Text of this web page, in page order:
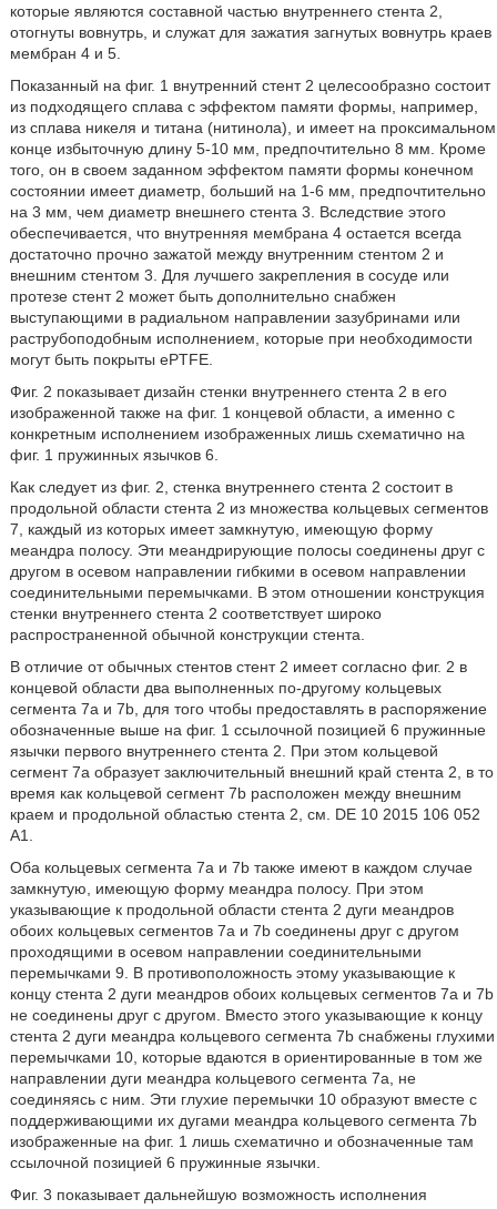
которые являются составной частью внутреннего стента 2,
отогнуты вовнутрь, и служат для зажатия загнутых вовнутрь краев
мембран 4 и 5.
Показанный на фиг. 1 внутренний стент 2 целесообразно состоит
из подходящего сплава с эффектом памяти формы, например,
из сплава никеля и титана (нитинола), и имеет на проксимальном
конце избыточную длину 5-10 мм, предпочтительно 8 мм. Кроме
того, он в своем заданном эффектом памяти формы конечном
состоянии имеет диаметр, больший на 1-6 мм, предпочтительно
на 3 мм, чем диаметр внешнего стента 3. Вследствие этого
обеспечивается, что внутренняя мембрана 4 остается всегда
достаточно прочно зажатой между внутренним стентом 2 и
внешним стентом 3. Для лучшего закрепления в сосуде или
протезе стент 2 может быть дополнительно снабжен
выступающими в радиальном направлении зазубринами или
раструбоподобным исполнением, которые при необходимости
могут быть покрыты ePTFE.
Фиг. 2 показывает дизайн стенки внутреннего стента 2 в его
изображенной также на фиг. 1 концевой области, а именно с
конкретным исполнением изображенных лишь схематично на
фиг. 1 пружинных язычков 6.
Как следует из фиг. 2, стенка внутреннего стента 2 состоит в
продольной области стента 2 из множества кольцевых сегментов
7, каждый из которых имеет замкнутую, имеющую форму
меандра полосу. Эти меандрирующие полосы соединены друг с
другом в осевом направлении гибкими в осевом направлении
соединительными перемычками. В этом отношении конструкция
стенки внутреннего стента 2 соответствует широко
распространенной обычной конструкции стента.
В отличие от обычных стентов стент 2 имеет согласно фиг. 2 в
концевой области два выполненных по-другому кольцевых
сегмента 7a и 7b, для того чтобы предоставлять в распоряжение
обозначенные выше на фиг. 1 ссылочной позицией 6 пружинные
язычки первого внутреннего стента 2. При этом кольцевой
сегмент 7a образует заключительный внешний край стента 2, в то
время как кольцевой сегмент 7b расположен между внешним
краем и продольной областью стента 2, см. DE 10 2015 106 052
A1.
Оба кольцевых сегмента 7a и 7b также имеют в каждом случае
замкнутую, имеющую форму меандра полосу. При этом
указывающие к продольной области стента 2 дуги меандров
обоих кольцевых сегментов 7a и 7b соединены друг с другом
проходящими в осевом направлении соединительными
перемычками 9. В противоположность этому указывающие к
концу стента 2 дуги меандров обоих кольцевых сегментов 7a и 7b
не соединены друг с другом. Вместо этого указывающие к концу
стента 2 дуги меандра кольцевого сегмента 7b снабжены глухими
перемычками 10, которые вдаются в ориентированные в том же
направлении дуги меандра кольцевого сегмента 7a, не
соединяясь с ним. Эти глухие перемычки 10 образуют вместе с
поддерживающими их дугами меандра кольцевого сегмента 7b
изображенные на фиг. 1 лишь схематично и обозначенные там
ссылочной позицией 6 пружинные язычки.
Фиг. 3 показывает дальнейшую возможность исполнения